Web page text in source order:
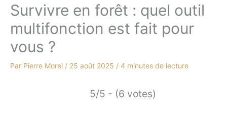
Survivre en forêt : quel outil
multifonction est fait pour
vous ?
Par Pierre Morel / 25 août 2025 / 4 minutes de lecture
5/5 - (6 votes)